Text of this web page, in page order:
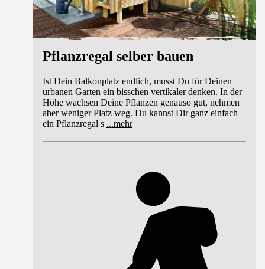
Pflanzregal selber bauen
Ist Dein Balkonplatz endlich, musst Du für Deinen
urbanen Garten ein bisschen vertikaler denken. In der
Höhe wachsen Deine Pflanzen genauso gut, nehmen
aber weniger Platz weg. Du kannst Dir ganz einfach
ein Pflanzregal s ...mehr